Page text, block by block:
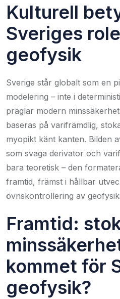
Kulturell
Sveriges
geofysik
Sverige står globalt som en
modelering – inte i
präglar modern
baseras på varifrämdlig,
myopikt känt kanten. Bilden
som svaga derivator och
bara teoretisk – den
framtid, främst i hållbar
övnskontrollering av
Framtid:
kommet för
geofysik?